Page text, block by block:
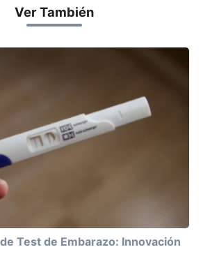
Ver También
Test de Embarazo: Innovación